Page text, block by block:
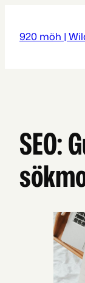
innehåll
920 möh |
SEO: